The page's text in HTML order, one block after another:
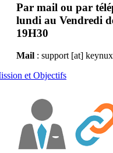
Par mail ou par
lundi au Vendredi
19H30
Mail : support [at]
et Objectifs